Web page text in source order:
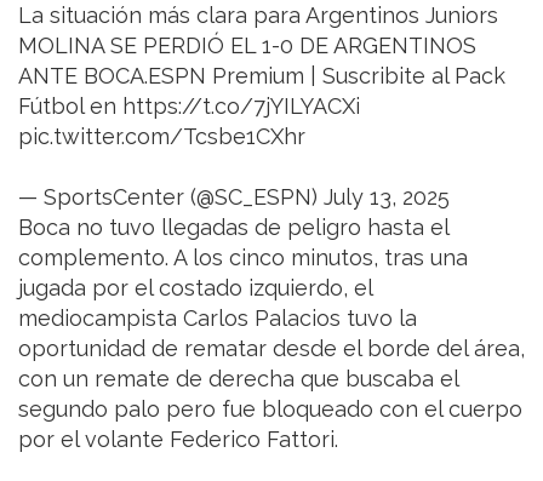
La situación más clara para Argentinos Juniors
MOLINA SE PERDIÓ EL 1-0 DE ARGENTINOS
ANTE BOCA.ESPN Premium | Suscribite al Pack
Fútbol en https://t.co/7jYILYACXi
pic.twitter.com/Tcsbe1CXhr
— SportsCenter (@SC_ESPN) July 13, 2025
Boca no tuvo llegadas de peligro hasta el
complemento. A los cinco minutos, tras una
jugada por el costado izquierdo, el
mediocampista Carlos Palacios tuvo la
oportunidad de rematar desde el borde del área,
con un remate de derecha que buscaba el
segundo palo pero fue bloqueado con el cuerpo
por el volante Federico Fattori.